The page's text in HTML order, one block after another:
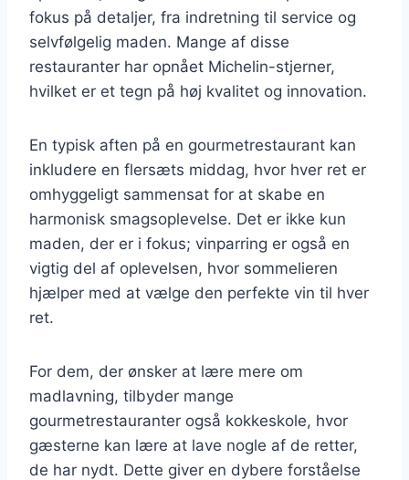
fokus på detaljer, fra indretning til service og
selvfølgelig maden. Mange af disse
restauranter har opnået Michelin-stjerner,
hvilket er et tegn på høj kvalitet og innovation.
En typisk aften på en gourmetrestaurant kan
inkludere en flersæts middag, hvor hver ret er
omhyggeligt sammensat for at skabe en
harmonisk smagsoplevelse. Det er ikke kun
maden, der er i fokus; vinparring er også en
vigtig del af oplevelsen, hvor sommelieren
hjælper med at vælge den perfekte vin til hver
ret.
For dem, der ønsker at lære mere om
madlavning, tilbyder mange
gourmetrestauranter også kokkeskole, hvor
gæsterne kan lære at lave nogle af de retter,
de har nydt. Dette giver en dybere forståelse